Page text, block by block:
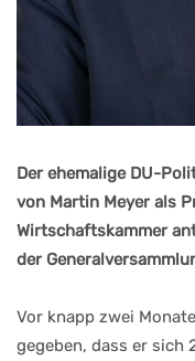
Der ehemalige DU-
von Martin Meyer als
Wirtschaftskammer
der
Vor knapp zwei
gegeben, dass er sich